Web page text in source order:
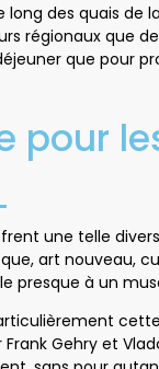
long des quais
régionaux que
que pour
pour
une telle
art nouveau,
presque à un
Gehry et